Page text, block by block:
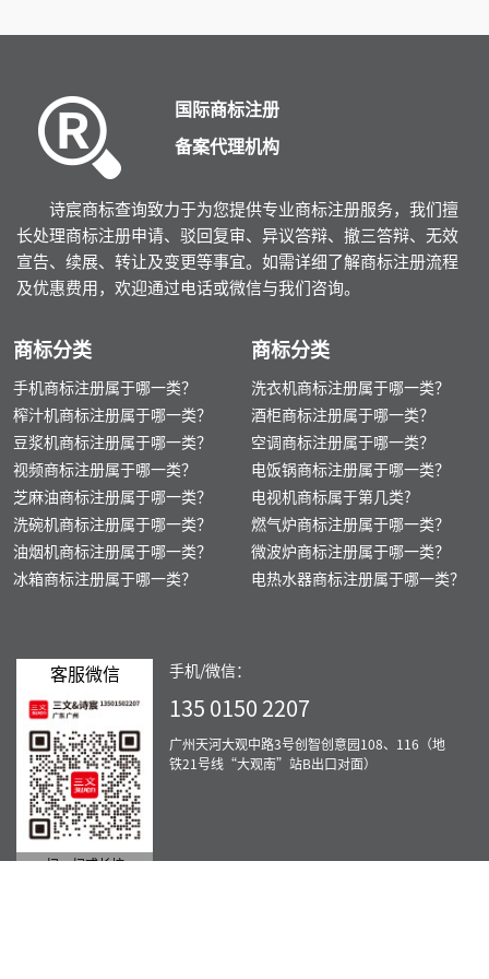
国际商标注册
备案代理机构
诗宸商标查询致力于为您提供专业商标注册服务，我们擅
长处理商标注册申请、驳回复审、异议答辩、撤三答辩、无效
宣告、续展、转让及变更等事宜。如需详细了解商标注册流程
及优惠费用，欢迎通过电话或微信与我们咨询。
商标分类
手机商标注册属于哪一类？
榨汁机商标注册属于哪一类？
豆浆机商标注册属于哪一类？
视频商标注册属于哪一类？
芝麻油商标注册属于哪一类？
洗碗机商标注册属于哪一类？
油烟机商标注册属于哪一类？
冰箱商标注册属于哪一类？
商标分类
洗衣机商标注册属于哪一类？
酒柜商标注册属于哪一类？
空调商标注册属于哪一类？
电饭锅商标注册属于哪一类？
电视机商标属于第几类?
燃气炉商标注册属于哪一类？
微波炉商标注册属于哪一类？
电热水器商标注册属于哪一类？
客服微信
扫一扫或长按
手机/微信：
135 0150 2207
广州天河大观中路3号创智创意园108、116（地
铁21号线“大观南”站B出口对面）